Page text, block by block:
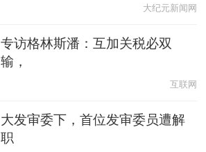
大纪元新闻网
专访格林斯潘：互加关税必双
输，
互联网
大发审委下，首位发审委员遭解
职